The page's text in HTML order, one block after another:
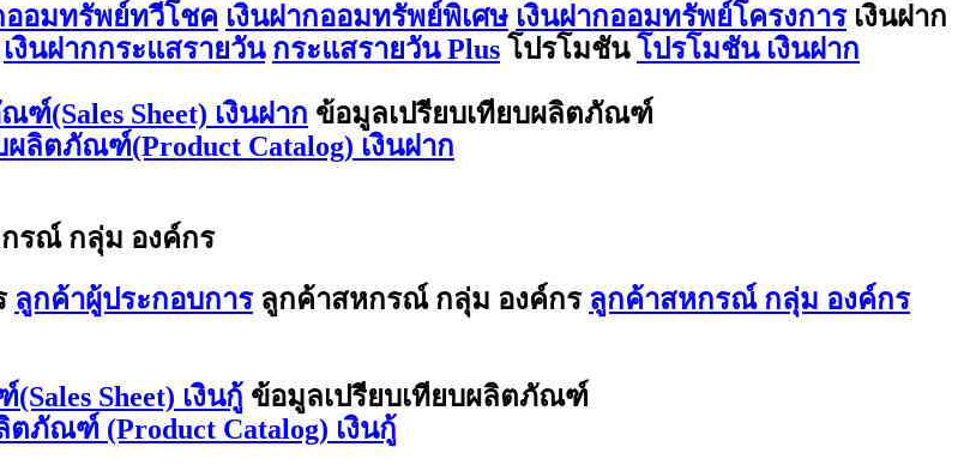
ออมทรัพย์ทวีโชค เงินฝากออมทรัพย์พิเศษ เงินฝากออมทรัพย์โครงการ เงินฝาก
เงินฝากกระแสรายวัน กระแสรายวัน Plus โปรโมชัน โปรโมชัน เงินฝาก
(Sales Sheet) เงินฝาก ข้อมูลเปรียบเทียบผลิตภัณฑ์
ผลิตภัณฑ์(Product Catalog) เงินฝาก
รณ์ กลุ่ม องค์กร
ลูกค้าผู้ประกอบการ ลูกค้าสหกรณ์ กลุ่ม องค์กร ลูกค้าสหกรณ์ กลุ่ม องค์กร
Sheet) เงินกู้ ข้อมูลเปรียบเทียบผลิตภัณฑ์
ตภัณฑ์ (Product Catalog) เงินกู้